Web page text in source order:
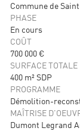
Commune de
PHASE
En cours
COÛT
700 000 €
SURFACE TOTALE
400 m² SDP
PROGRAMME
Démolition-
MAÎTRISE
Dumont Legrand